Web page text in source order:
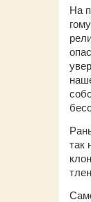
На
так